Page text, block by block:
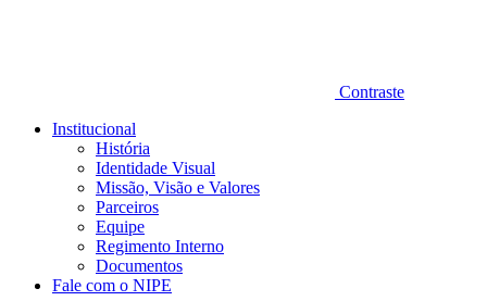
Contraste
Institucional
História
Identidade Visual
Missão, Visão e Valores
Parceiros
Equipe
Regimento Interno
Documentos
Fale com o NIPE